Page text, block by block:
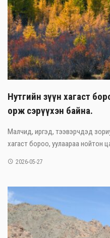
Нутгийн зүүн хагаст
орж сэрүүхэн байна.
Малчид, иргэд, тээвэрчдэд
хагаст бороо, уулаараа нойтон
2026-05-27